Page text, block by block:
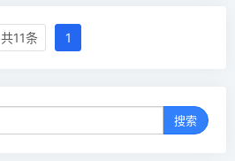
共11条 1
搜索